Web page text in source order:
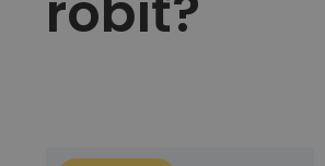
Nájdite investičné